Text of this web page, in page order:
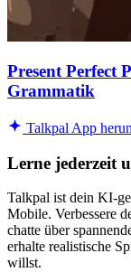
Present Perfect
Grammatik
Talkpal App
Lerne jederzeit
Talkpal ist dein KI-
Mobile. Verbessere
chatte über
erhalte realistische
willst.